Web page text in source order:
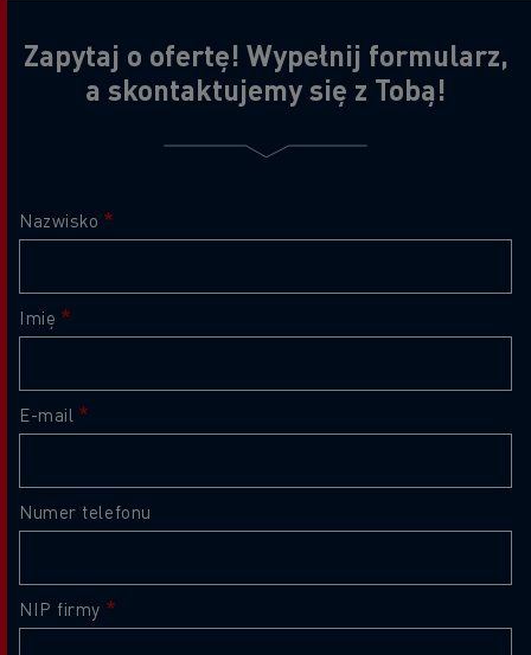
Zapytaj o ofertę! Wypełnij formularz,
a skontaktujemy się z Tobą!
Nazwisko
Imię
E-mail
Numer telefonu
NIP firmy